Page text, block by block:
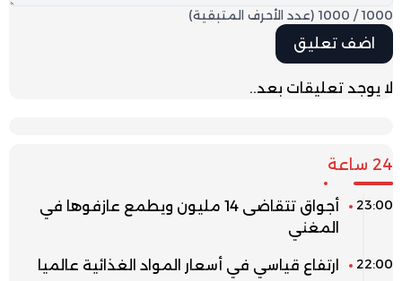
1000
/
1000 (عدد الأحرف المتبقية)
لا يوجد تعليقات بعد..
24 ساعة
23:00
أجواق تتقاضى 14 مليون ويطمع عازفوها في
المغني
22:00 ارتفاع قياسي في أسعار المواد الغذائية عالميا